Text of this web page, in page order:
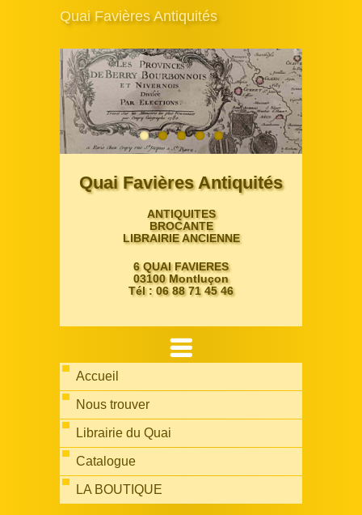
Quai Favières Antiquités
Quai Favières Antiquités
ANTIQUITES
BROCANTE
LIBRAIRIE ANCIENNE
6 QUAI FAVIERES
03100 Montluçon
Tél : 06 88 71 45 46
Accueil
Nous trouver
Librairie du Quai
Catalogue
LA BOUTIQUE